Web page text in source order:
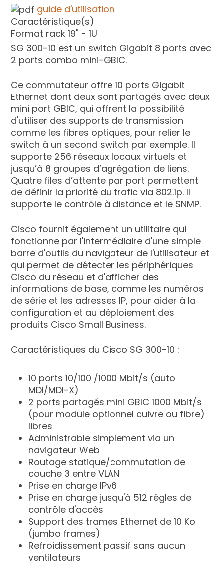
guide d'utilisation
Caractéristique(s)
Format rack 19" - 1U
SG 300-10 est un switch Gigabit 8 ports avec
2 ports combo mini-GBIC.
Ce commutateur offre 10 ports Gigabit
Ethernet dont deux sont partagés avec deux
mini port GBIC, qui offrent la possibilité
d'utiliser des supports de transmission
comme les fibres optiques, pour relier le
switch à un second switch par exemple. Il
supporte 256 réseaux locaux virtuels et
jusqu’à 8 groupes d’agrégation de liens.
Quatre files d’attente par port permettent
de définir la priorité du trafic via 802.1p. Il
supporte le contrôle à distance et le SNMP.
Cisco fournit également un utilitaire qui
fonctionne par l'intermédiaire d'une simple
barre d'outils du navigateur de l'utilisateur et
qui permet de détecter les périphériques
Cisco du réseau et d'afficher des
informations de base, comme les numéros
de série et les adresses IP, pour aider à la
configuration et au déploiement des
produits Cisco Small Business.
Caractéristiques du Cisco SG 300-10 :
10 ports 10/100 /1000 Mbit/s (auto
MDI/MDI-X)
2 ports partagés mini GBIC 1000 Mbit/s
(pour module optionnel cuivre ou fibre)
libres
Administrable simplement via un
navigateur Web
Routage statique/commutation de
couche 3 entre VLAN
Prise en charge IPv6
Prise en charge jusqu'à 512 règles de
contrôle d'accès
Support des trames Ethernet de 10 Ko
(jumbo frames)
Refroidissement passif sans aucun
ventilateurs